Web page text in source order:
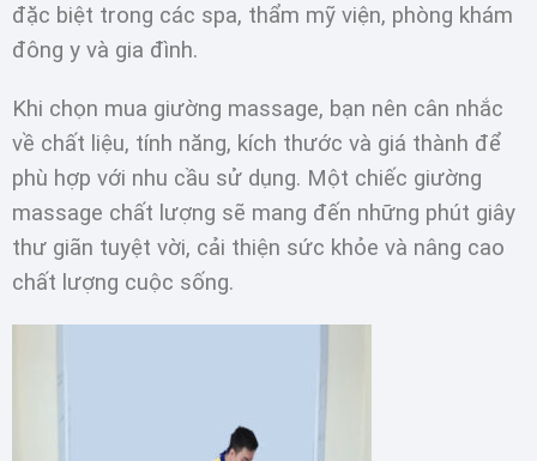
đặc biệt trong các spa, thẩm mỹ viện, phòng khám
đông y và gia đình.
Khi chọn mua giường massage, bạn nên cân nhắc
về chất liệu, tính năng, kích thước và giá thành để
phù hợp với nhu cầu sử dụng. Một chiếc giường
massage chất lượng sẽ mang đến những phút giây
thư giãn tuyệt vời, cải thiện sức khỏe và nâng cao
chất lượng cuộc sống.